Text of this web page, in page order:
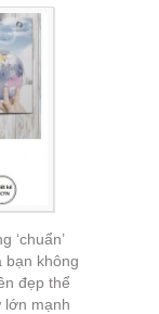
‘chuẩn’
bạn không
đẹp thể
lớn mạnh